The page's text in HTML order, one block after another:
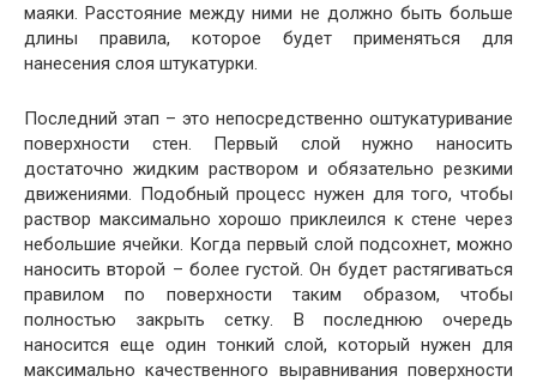
маяки. Расстояние между ними не должно быть больше
длины правила, которое будет применяться для
нанесения слоя штукатурки.
Последний этап – это непосредственно оштукатуривание
поверхности стен. Первый слой нужно наносить
достаточно жидким раствором и обязательно резкими
движениями. Подобный процесс нужен для того, чтобы
раствор максимально хорошо приклеился к стене через
небольшие ячейки. Когда первый слой подсохнет, можно
наносить второй – более густой. Он будет растягиваться
правилом по поверхности таким образом, чтобы
полностью закрыть сетку. В последнюю очередь
наносится еще один тонкий слой, который нужен для
максимально качественного выравнивания поверхности